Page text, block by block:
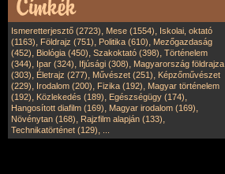
Ismeretterjesztő (2723), Mese (1554), Iskolai, oktató
(1163), Földrajz (751), Politika (610), Mezőgazdaság
(452), Biológia (450), Szakoktató (398), Történelem
(344), Ipar (324), Ifjúsági (308), Magyarország földrajza
(303), Életrajz (277), Művészet (251), Képzőművészet
(229), Irodalom (200), Fizika (192), Magyar történelem
(192), Közlekedés (189), Egészségügy (174),
Hangosított diafilm (169), Magyar irodalom (169),
Növénytan (168), Rajzfilm alapján (133),
Technikatörténet (129),